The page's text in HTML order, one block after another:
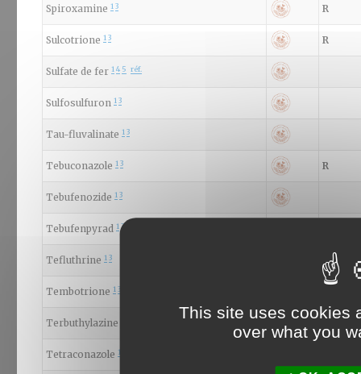
Spiroxamine 1 3 R
Sulcotrione 1 3 R
Sulfate de fer 1 4 5 réf.
Sulfosulfuron 1 3
Tau-fluvalinate 1 3
Tebuconazole 1 3 R
Tebufenozide 1 3
Tebufenpyrad 1 3
Tefluthrine 1 3
Tembotrione 1 3
Terbuthylazine
Tetraconazole 1
This site uses cookies
over what you